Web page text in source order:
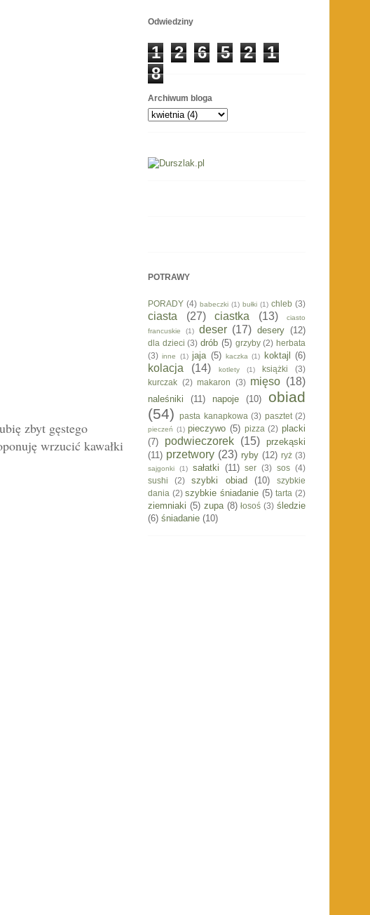
zbyt gęstego
wrzucić kawałki
Odwiedziny
1 2 6 5 2
1
8
Archiwum bloga
POTRAWY
PORADY (4) babeczki (1) bułki (1) chleb (3)
ciasta (27) ciastka (13)
ciasto
francuskie
(1) deser (17) desery (12)
dla dzieci (3) drób (5) grzyby (2) herbata
(3) inne (1) jaja (5) kaczka (1) koktajl (6)
kolacja (14) kotlety (1) książki
(3)
kurczak (2) makaron (3) mięso (18)
naleśniki (11) napoje (10)
obiad
(54)
pasta kanapkowa (3) pasztet (2)
pieczeń (1) pieczywo (5) pizza (2) placki
(7)
podwieczorek (15) przekąski
(11) przetwory (23) ryby (12) ryż (3)
sajgonki (1) sałatki (11) ser (3) sos (4)
sushi
(2) szybki obiad (10)
szybkie
dania (2) szybkie śniadanie (5) tarta (2)
ziemniaki (5) zupa (8) łosoś (3) śledzie
(6) śniadanie (10)